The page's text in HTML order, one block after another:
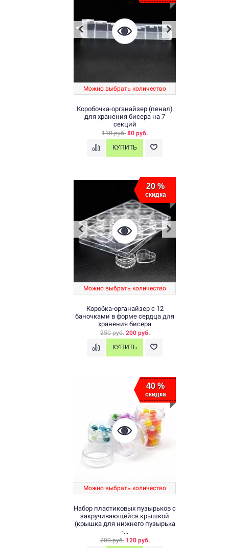
Можно выбрать количество
Коробочка-органайзер (пенал)
для хранения бисера на 7
секций
110 руб. 80 руб.
20 %
скидка
Можно выбрать количество
Коробка-органайзер с 12
баночками в форме сердца для
хранения бисера
250 руб. 200 руб.
40 %
скидка
Можно выбрать количество
Набор пластиковых пузырьков с
закручивающейся крышкой
(крышка для нижнего пузырька
-...
200 руб. 120 руб.